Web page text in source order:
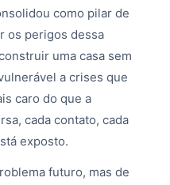
como pilar de
os perigos dessa
uma casa sem
a crises que
caro do que a
cada contato, cada
exposto.
futuro, mas de